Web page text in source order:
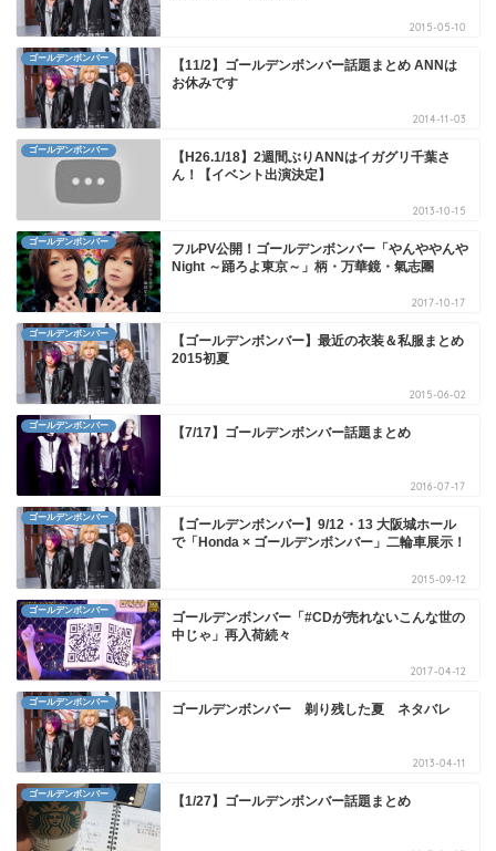
2015-05-10
ゴールデンボンバー
【11/2】ゴールデンボンバー話題まとめ ANNは
お休みです
2014-11-03
ゴールデンボンバー
【H26.1/18】2週間ぶりANNはイガグリ千葉さ
ん！【イベント出演決定】
2013-10-15
ゴールデンボンバー
フルPV公開！ゴールデンボンバー「やんややんや
Night ～踊ろよ東京～」柄・万華鏡・氣志團
2017-10-17
ゴールデンボンバー
【ゴールデンボンバー】最近の衣装＆私服まとめ
2015初夏
2015-06-02
ゴールデンボンバー 【7/17】ゴールデンボンバー話題まとめ
2016-07-17
ゴールデンボンバー
【ゴールデンボンバー】9/12・13 大阪城ホール
で「Honda × ゴールデンボンバー」二輪車展示！
2015-09-12
ゴールデンボンバー
ゴールデンボンバー「#CDが売れないこんな世の
中じゃ」再入荷続々
2017-04-12
ゴールデンボンバー ゴールデンボンバー 剃り残した夏 ネタバレ
2013-04-11
ゴールデンボンバー 【1/27】ゴールデンボンバー話題まとめ